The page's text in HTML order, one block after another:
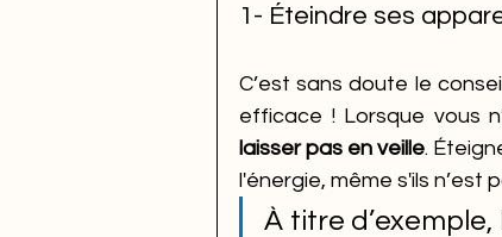
1- Éteindre ses
C’est sans doute le
efficace ! Lorsque vous
laisser pas en veille.
l'énergie, même s'ils n’est
À titre